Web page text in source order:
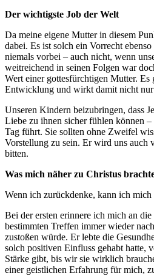
Der wichtigste Job der Welt
Da meine eigene Mutter in diesem
dabei. Es ist solch ein Vorrecht
niemals vorbei – auch nicht, wenn
weitreichend in seinen Folgen war
Wert einer gottesfürchtigen Mutter.
Entwicklung und wirkt damit nicht
Unseren Kindern beizubringen, dass
Liebe zu ihnen sicher fühlen können
Tag führt. Sie sollten ohne Zweifel
Vorstellung zu sein. Er wird uns auch
bitten.
Was mich näher zu Christus
Wenn ich zurückdenke, kann ich
Bei der ersten erinnere ich mich an
bestimmten Treffen immer wieder
zustoßen würde. Er lebte die
solch positiven Einfluss gehabt hatte,
Stärke gibt, bis wir sie wirklich
einer geistlichen Erfahrung für mich,